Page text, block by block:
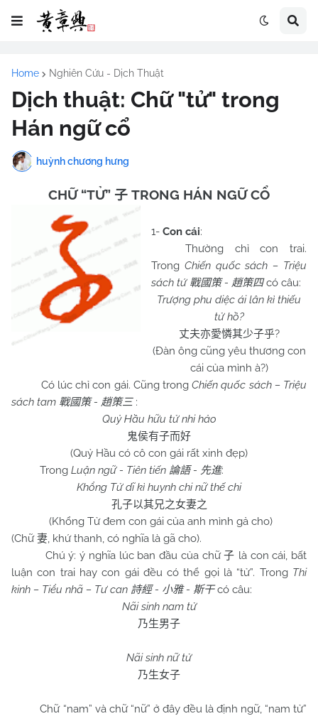
Home Nghiên Cứu - Dịch Thuật
Dịch thuật: Chữ "tử" trong
Hán ngữ cổ
huỳnh chương hưng
CHỮ “TỬ” 子 TRONG HÁN NGỮ CỔ
1- Con cái:
Thường chỉ con trai.
Trong Chiến quốc sách – Triệu
sách tứ 戰國策- 趙策四có câu:
Trượng phu diệc ái lân kì thiếu
tử hồ?
丈夫亦愛憐其少子乎?
(Đàn ông cũng yêu thương con
cái của mình à?)
Có lúc chỉ con gái. Cũng trongChiến quốc sách – Triệu
sách tam 戰國策- 趙策三 :
Quỷ Hầu hữu tử nhi hảo
鬼侯有子而好
(Quỷ Hầu có cô con gái rất xinh đẹp)
Trong Luận ngữ - Tiên tiến 論語- 先進:
Khổng Tử dĩ kì huynh chi nữ thế chi
孔子以其兄之女妻之
(Khổng Tử đem con gái của anh mình gả cho)
(Chữ妻, khứ thanh, có nghĩa là gã cho).
Chú ý: ý nghĩa lúc ban đầu của chữ子 là con cái, bất
luận con trai hay con gái đều có thể gọi là “tử”. Trong Thi
kinh – Tiểu nhã – Tư can 詩經- 小雅- 斯干có câu:
Nãi sinh nam tử
乃生男子
Nãi sinh nữ tử
乃生女子
Chữ “nam” và chữ “nữ” ở đây đều là định ngữ, “nam tử”